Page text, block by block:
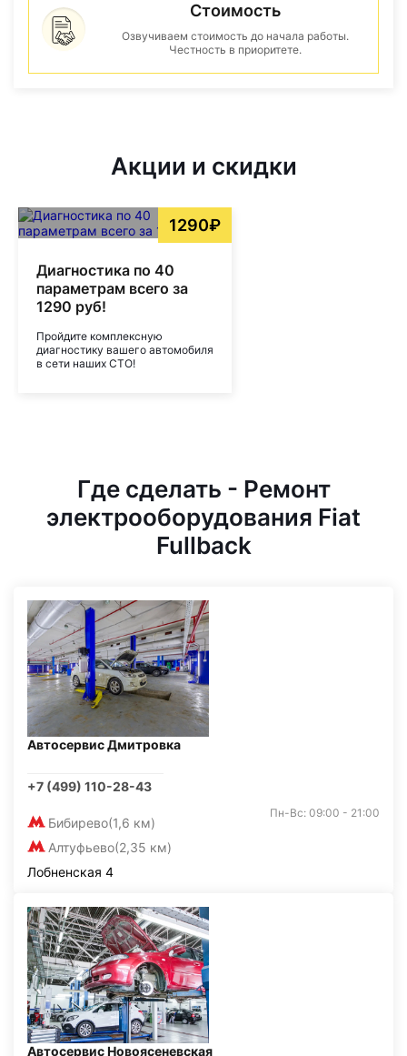
Стоимость
Озвучиваем стоимость до начала работы.
Честность в приоритете.
Акции и скидки
1290₽
Диагностика по 40
параметрам всего за
1290 руб!
Пройдите комплексную
диагностику вашего автомобиля
в сети наших СТО!
Где сделать - Ремонт
электрооборудования Fiat
Fullback
Автосервис Дмитровка
+7 (499) 110-28-43
Бибирево(1,6 км)
Алтуфьево(2,35 км)
Пн-Вс: 09:00 - 21:00
Лобненская 4
Автосервис Новоясеневская